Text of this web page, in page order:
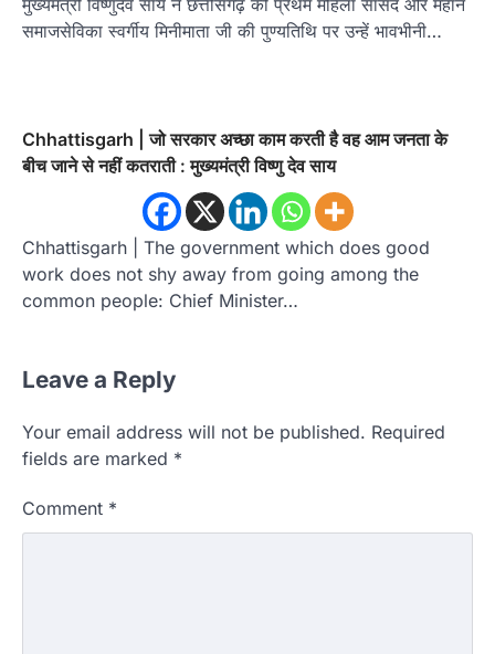
समाजसेविका स्वर्गीय मिनीमाता जी की पुण्यतिथि पर उन्हें भावभीनी…
Chhattisgarh | जो सरकार अच्छा काम करती है वह आम जनता के
बीच जाने से नहीं कतराती : मुख्यमंत्री विष्णु देव साय
Chhattisgarh | The government which does good
work does not shy away from going among the
common people: Chief Minister…
Leave a Reply
Your email address will not be published. Required
fields are marked *
Comment *